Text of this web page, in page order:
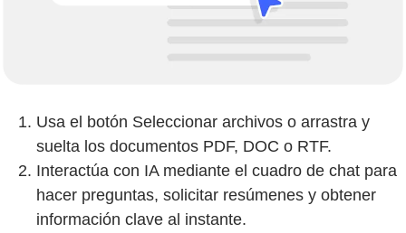
Usa el botón Seleccionar archivos o arrastra y
suelta los documentos PDF, DOC o RTF.
Interactúa con IA mediante el cuadro de chat para
hacer preguntas, solicitar resúmenes y obtener
información clave al instante.